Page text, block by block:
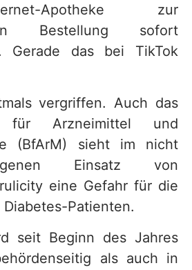
Apotheke zur
Bestellung sofort
Gerade das bei TikTok
vergriffen. Auch das
für Arzneimittel und
(BfArM) sieht im nicht
Einsatz von
eine Gefahr für die
Patienten.
seit Beginn des Jahres
als auch in